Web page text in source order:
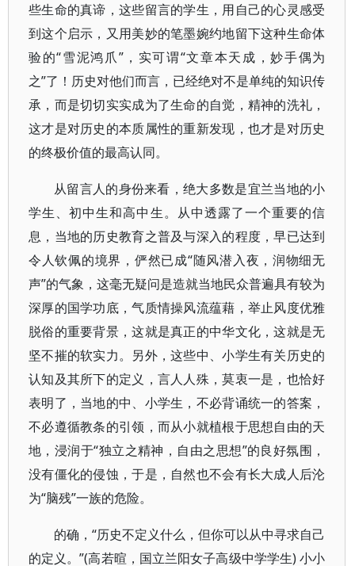
些生命的真谛，这些留言的学生，用自己的心灵感受
到这个启示，又用美妙的笔墨婉约地留下这种生命体
验的“雪泥鸿爪”，实可谓“文章本天成，妙手偶为
之”了！历史对他们而言，已经绝对不是单纯的知识传
承，而是切切实实成为了生命的自觉，精神的洗礼，
这才是对历史的本质属性的重新发现，也才是对历史
的终极价值的最高认同。
从留言人的身份来看，绝大多数是宜兰当地的小
学生、初中生和高中生。从中透露了一个重要的信
息，当地的历史教育之普及与深入的程度，早已达到
令人钦佩的境界，俨然已成“随风潜入夜，润物细无
声”的气象，这毫无疑问是造就当地民众普遍具有较为
深厚的国学功底，气质情操风流蕴藉，举止风度优雅
脱俗的重要背景，这就是真正的中华文化，这就是无
坚不摧的软实力。另外，这些中、小学生有关历史的
认知及其所下的定义，言人人殊，莫衷一是，也恰好
表明了，当地的中、小学生，不必背诵统一的答案，
不必遵循教条的引领，而从小就植根于思想自由的天
地，浸润于“独立之精神，自由之思想”的良好氛围，
没有僵化的侵蚀，于是，自然也不会有长大成人后沦
为“脑残”一族的危险。
的确，“历史不定义什么，但你可以从中寻求自己
的定义。”(高若暄，国立兰阳女子高级中学学生) 小小